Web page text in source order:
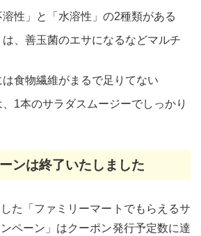
性」と「水溶性」の2種類がある
、善玉菌のエサになるなどマルチ
食物繊維がまるで足りてない
1本のサラダスムージーでしっかり
ンは終了いたしました
た「ファミリーマートでもらえるサ
ペーン」はクーポン発行予定数に達